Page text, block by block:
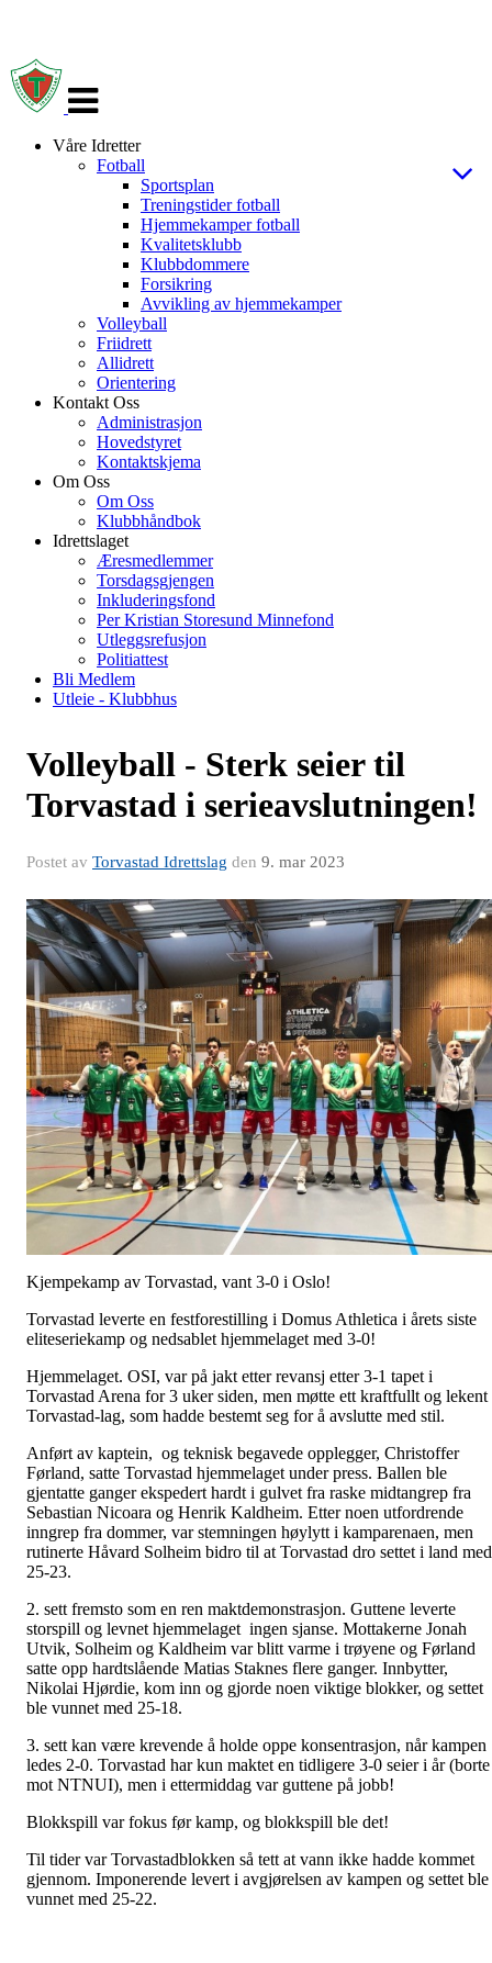
navigasjon
Våre Idretter
Fotball
Sportsplan
Treningstider fotball
Hjemmekamper fotball
Kvalitetsklubb
Klubbdommere
Forsikring
Avvikling av hjemmekamper
Volleyball
Friidrett
Allidrett
Orientering
Kontakt Oss
Administrasjon
Hovedstyret
Kontaktskjema
Om Oss
Om Oss
Klubbhåndbok
Idrettslaget
Æresmedlemmer
Torsdagsgjengen
Inkluderingsfond
Per Kristian Storesund Minnefond
Utleggsrefusjon
Politiattest
Bli Medlem
Utleie - Klubbhus
Volleyball - Sterk seier til
Torvastad i serieavslutningen!
Postet av Torvastad Idrettslag den 9. mar 2023
Kjempekamp av Torvastad, vant 3-0 i Oslo!
Torvastad leverte en festforestilling i Domus Athletica i årets siste
eliteseriekamp og nedsablet hjemmelaget med 3-0!
Hjemmelaget. OSI, var på jakt etter revansj etter 3-1 tapet i
Torvastad Arena for 3 uker siden, men møtte ett kraftfullt og lekent
Torvastad-lag, som hadde bestemt seg for å avslutte med stil.
Anført av kaptein, og teknisk begavede opplegger, Christoffer
Førland, satte Torvastad hjemmelaget under press. Ballen ble
gjentatte ganger ekspedert hardt i gulvet fra raske midtangrep fra
Sebastian Nicoara og Henrik Kaldheim. Etter noen utfordrende
inngrep fra dommer, var stemningen høylytt i kamparenaen, men
rutinerte Håvard Solheim bidro til at Torvastad dro settet i land med
25-23.
2. sett fremsto som en ren maktdemonstrasjon. Guttene leverte
storspill og levnet hjemmelaget ingen sjanse. Mottakerne Jonah
Utvik, Solheim og Kaldheim var blitt varme i trøyene og Førland
satte opp hardtslående Matias Staknes flere ganger. Innbytter,
Nikolai Hjørdie, kom inn og gjorde noen viktige blokker, og settet
ble vunnet med 25-18.
3. sett kan være krevende å holde oppe konsentrasjon, når kampen
ledes 2-0. Torvastad har kun maktet en tidligere 3-0 seier i år (borte
mot NTNUI), men i ettermiddag var guttene på jobb!
Blokkspill var fokus før kamp, og blokkspill ble det!
Til tider var Torvastadblokken så tett at vann ikke hadde kommet
gjennom. Imponerende levert i avgjørelsen av kampen og settet ble
vunnet med 25-22.